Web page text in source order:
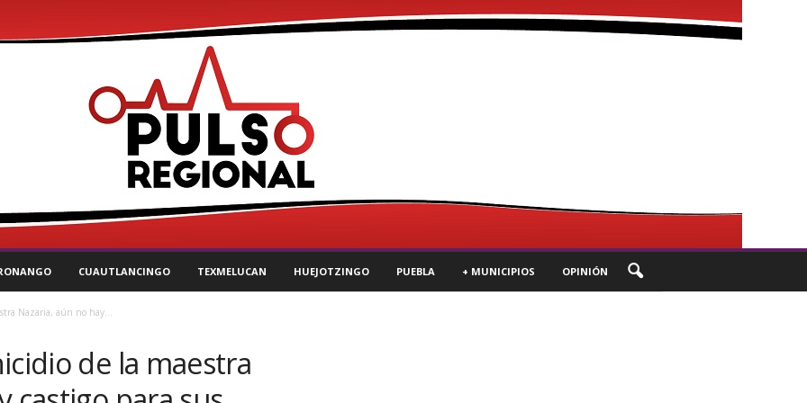
CUAUTLANCINGO TEXMELUCAN HUEJOTZINGO PUEBLA + MUNICIPIOS OPINIÓN
Nazaria, aún no hay...
de la maestra